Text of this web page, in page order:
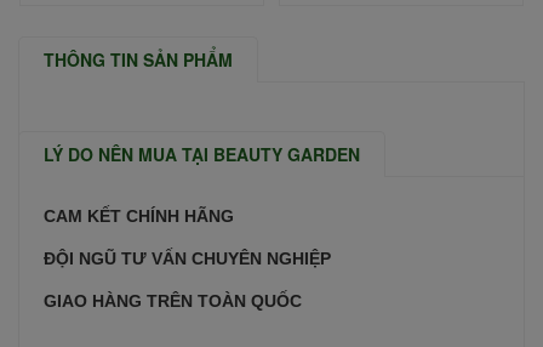
THÔNG TIN SẢN PHẨM
LÝ DO NÊN MUA TẠI BEAUTY GARDEN
CAM KẾT CHÍNH HÃNG
ĐỘI NGŨ TƯ VẤN CHUYÊN NGHIỆP
GIAO HÀNG TRÊN TOÀN QUỐC